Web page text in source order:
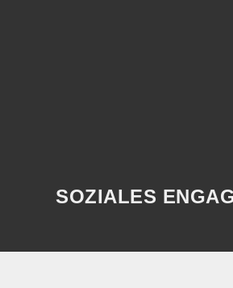
SOZIALES